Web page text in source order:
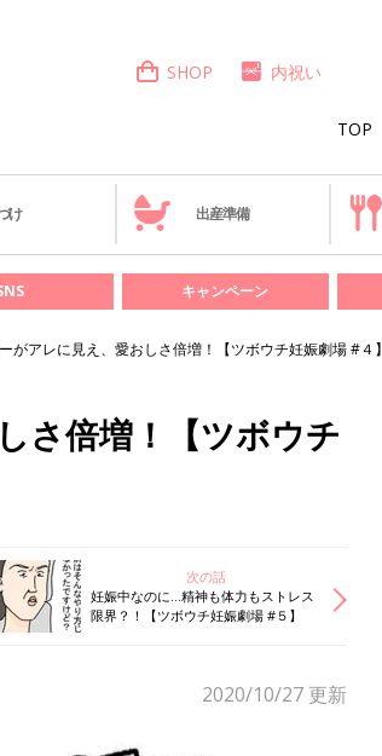
TOP
SHOP 内祝い
け 出産準備
キャンペーン
がアレに見え、愛おしさ倍増！【ツボウチ妊娠劇場 #４】
さ倍増！【ツボウチ
次の話
妊娠中なのに…精神も体力もストレス
限界？！【ツボウチ妊娠劇場 #５】
2020/10/27 更新